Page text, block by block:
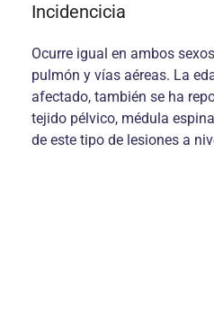
Incidencicia
Ocurre igual en ambos
pulmón y vías aéreas. La
afectado, también se ha
tejido pélvico, médula
de este tipo de lesiones a